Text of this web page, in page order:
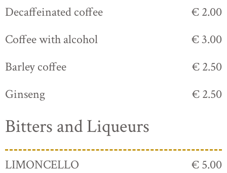
Decaffeinated coffee
€ 2.00
Coffee with alcohol
€ 3.00
Barley coffee
€ 2.50
Ginseng
€ 2.50
Bitters and Liqueurs
LIMONCELLO € 5.00